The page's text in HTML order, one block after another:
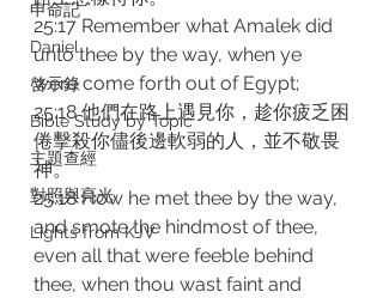
申命記
Daniel
啓示錄
Bible Study by Topic
主題查經
對照與亮光
Lights from KJV
25:17 Remember what Amalek did
unto thee by the way, when ye
were come forth out of Egypt;
25:18 他們在路上遇見你，趁你疲乏困
倦擊殺你儘後邊軟弱的人，並不敬畏
神。
25:18 How he met thee by the way,
and smote the hindmost of thee,
even all that were feeble behind
thee, when thou wast faint and